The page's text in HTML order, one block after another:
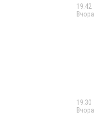
19:42
Вчора
19:30
Вчора